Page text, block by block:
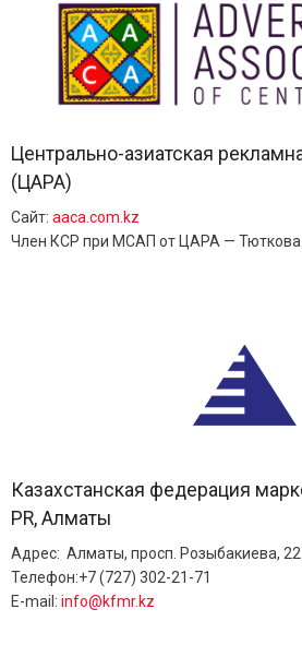
Центрально-азиатская
(ЦАРА)
Сайт: aaca.com.kz
Член КСР при МСАП от ЦАРА —
Казахстанская федерация
PR, Алматы
Адрес: Алматы, просп. Розыбакиева,
Телефон:+7 (727) 302-21-71
E-mail: info@kfmr.kz